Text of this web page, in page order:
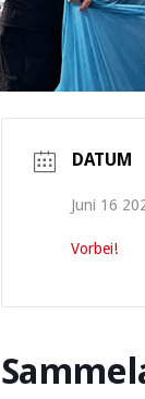
DATUM
Juni 16
Vorbei!